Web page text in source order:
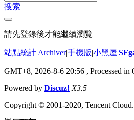
搜索
請先登錄後才能繼續瀏覽
站點統計|Archiver|手機版|小黑屋|
GMT+8, 2026-8-6 20:56 , Processed in
Powered by Discuz! X3.5
Copyright © 2001-2020, Tencent Cloud.